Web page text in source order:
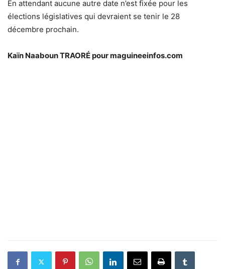
En attendant aucune autre date n’est fixée pour les
élections législatives qui devraient se tenir le 28
décembre prochain.
Kaïn Naaboun TRAORÉ pour maguineeinfos.com